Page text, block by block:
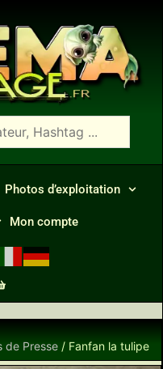
Photos d’exploitation
Mon compte
de Presse / Fanfan la tulipe